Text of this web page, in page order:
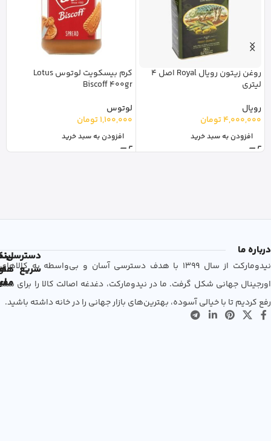
روغن زیتون رویال Royal اصل 4
لیتری
رویال
4,000,000تومان
افزودن به سبد خرید
کرم بیسکویت لوتوس Lotus
Biscoff 400gr
لوتوس
1,100,000تومان
افزودن به سبد خرید
درباره ما
نیدومارکت از سال 1399 با هدف دسترسی آسان و بی‌واسطه به کالاهای
اورجینال جهانی شکل گرفت. ما در نیدومارکت، دغدغه اصالت کالا را برای شما
رفع کردیم تا با خیالی آسوده، بهترین‌های بازار جهانی را در خانه داشته باشید.
دسترسی
سریع